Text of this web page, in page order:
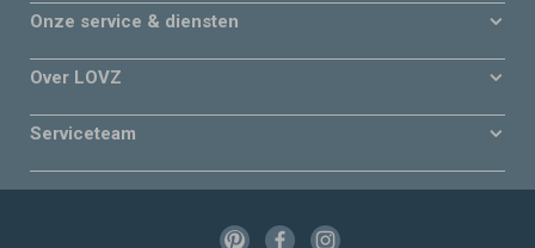
Onze service & diensten
Over LOVZ
Serviceteam